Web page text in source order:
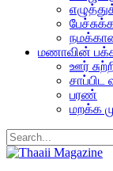
மணாவின்
ஊர்
பரண்
மறக்க